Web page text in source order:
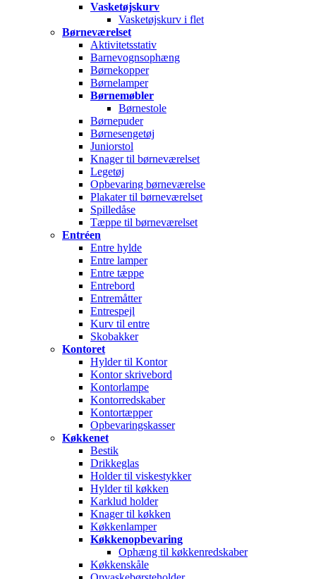
Vasketøjskurv
Vasketøjskurv i flet
Børneværelset
Aktivitetsstativ
Barnevognsophæng
Børnekopper
Børnelamper
Børnemøbler
Børnestole
Børnepuder
Børnesengetøj
Juniorstol
Knager til børneværelset
Legetøj
Opbevaring børneværelse
Plakater til børneværelset
Spilledåse
Tæppe til børneværelset
Entréen
Entre hylde
Entre lamper
Entre tæppe
Entrebord
Entremåtter
Entrespejl
Kurv til entre
Skobakker
Kontoret
Hylder til Kontor
Kontor skrivebord
Kontorlampe
Kontorredskaber
Kontortæpper
Opbevaringskasser
Køkkenet
Bestik
Drikkeglas
Holder til viskestykker
Hylder til køkken
Karklud holder
Knager til køkken
Køkkenlamper
Køkkenopbevaring
Ophæng til køkkenredskaber
Køkkenskåle